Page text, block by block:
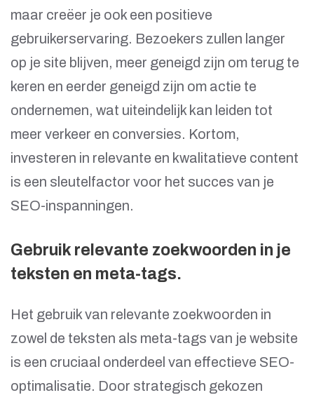
maar creëer je ook een positieve
gebruikerservaring. Bezoekers zullen langer
op je site blijven, meer geneigd zijn om terug te
keren en eerder geneigd zijn om actie te
ondernemen, wat uiteindelijk kan leiden tot
meer verkeer en conversies. Kortom,
investeren in relevante en kwalitatieve content
is een sleutelfactor voor het succes van je
SEO-inspanningen.
Gebruik relevante zoekwoorden in je
teksten en meta-tags.
Het gebruik van relevante zoekwoorden in
zowel de teksten als meta-tags van je website
is een cruciaal onderdeel van effectieve SEO-
optimalisatie. Door strategisch gekozen